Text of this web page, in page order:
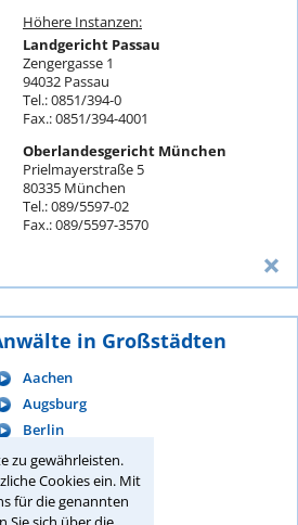
zu gewährleisten.
Cookies ein. Mit
für die genannten
Höhere Instanzen:
Landgericht Passau
Zengergasse 1
94032 Passau
Tel.: 0851/394-0
Fax.: 0851/394-4001
Oberlandesgericht München
Prielmayerstraße 5
80335 München
Tel.: 089/5597-02
Fax.: 089/5597-3570
in Großstädten
Aachen
Augsburg
Berlin
Bielefeld
Bochum
Bonn